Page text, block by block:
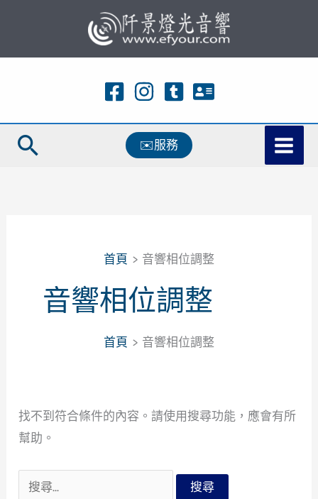
主
容
搜
✉️服務
首頁 音響相位調整
音響相位調整
首頁 音響相位調整
找不到符合條件的內容。請使用搜尋功能，應會有所
幫助。
搜